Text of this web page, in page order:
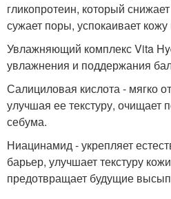
гликопротеин, который
сужает поры, успокаивает
Увлажняющий комплекс Vita
увлажнения и поддержания
Салициловая кислота - мягко
улучшая ее текстуру, очищает
себума.
Ниацинамид - укрепляет
барьер, улучшает текстуру
предотвращает будущие